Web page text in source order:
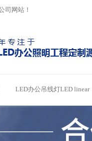
司网站！
LED办公吊线灯LED linear